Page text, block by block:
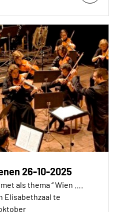
26-10-2025
als thema “ Wien ….
Elisabethzaal te